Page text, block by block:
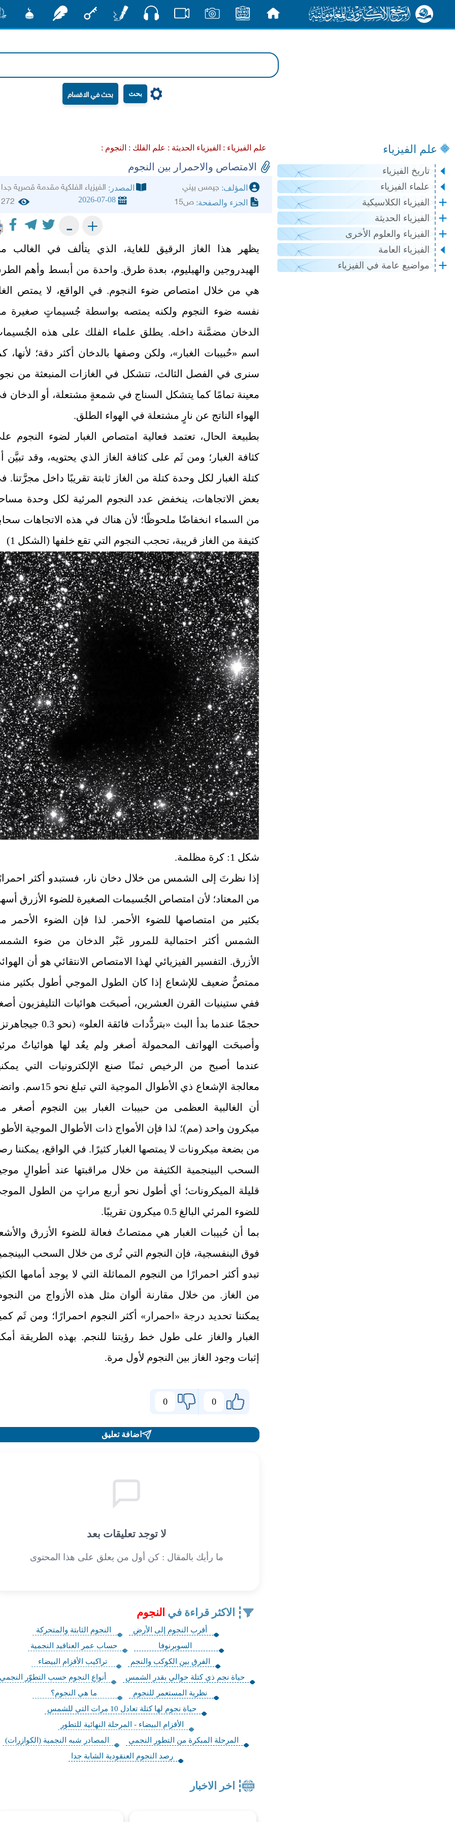
بحث
علم الفيزياء
تاريخ الفيزياء
علماء الفيزياء
الفيزياء الكلاسيكية
الفيزياء الحديثة
الفيزياء والعلوم الأخرى
الفيزياء العامة
مواضيع عامة في الفيزياء
علم الفيزياء : الفيزياء الحديثة : علم الفلك : النجوم :
الامتصاص والاحمرار بين النجوم
المؤلف: جيمس بيني المصدر: الفيزياء الفلكية مقدمة قصرية جدا
الجزء والصفحة: ص15 2026-07-08
272
+
-
يظهر هذا الغاز الرقيق للغاية، الذي يتألف في الغالب
الهيدروجين والهيليوم، بعدة طرق. واحدة من أبسط وأهم
هي من خلال امتصاص ضوء النجوم. في الواقع، لا يمتص
نفسه ضوء النجوم ولكنه يمتصه بواسطة جُسيماتٍ صغيرة
الدخان مضمَّنة داخله. يطلق علماء الفلك على هذه
اسم «حُبيبات الغبار»، ولكن وصفها بالدخان أكثر دقة؛ لأنها،
سنرى في الفصل الثالث، تتشكل في الغازات المنبعثة من
معينة تمامًا كما يتشكل السناج في شمعةٍ مشتعلة، أو الدخان
الهواء الناتج عن نارٍ مشتعلة في الهواء الطلق.
بطبيعة الحال، تعتمد فعالية امتصاص الغبار لضوء النجوم
كثافة الغبار؛ ومن ثَم على كثافة الغاز الذي يحتويه، وقد تبيَّن
كتلة الغبار لكل وحدة كتلة من الغاز ثابتة تقريبًا داخل مجرَّتنا.
بعض الاتجاهات، ينخفض عدد النجوم المرئية لكل وحدة
من السماء انخفاضًا ملحوظًا؛ لأن هناك في هذه الاتجاهات
كثيفة من الغاز قريبة، تحجب النجوم التي تقع خلفها (الشكل 1)
شكل 1: كرة مظلمة
.
إذا نظرتَ إلى الشمس من خلال دخان نار، فستبدو أكثر
من المعتاد؛ لأن امتصاص الجُسيمات الصغيرة للضوء الأزرق
بكثير من امتصاصها للضوء الأحمر. لذا فإن الضوء الأحمر
الشمس أكثر احتمالية للمرور عَبْر الدخان من ضوء
الأزرق. التفسير الفيزيائي لهذا الامتصاص الانتقائي هو أن
ممتصٌّ ضعيف للإشعاع إذا كان الطول الموجي أطول بكثير
ففي ستينيات القرن العشرين، أصبحَت هوائيات التليفزيون
حجمًا عندما بدأ البث «بتردُّدات فائقة العلو» (نحو 0.3
وأصبحَت الهواتف المحمولة أصغر ولم يعُد لها هوائياتٌ
عندما أصبح من الرخيص ثمنًا صنع الإلكترونيات التي
معالجة الإشعاع ذي الأطوال الموجية التي تبلغ نحو
أن الغالبية العظمى من حبيبات الغبار بين النجوم أصغر
ميكرون واحد (مم)؛ لذا فإن الأمواج ذات الأطوال الموجية
من بضعة ميكرونات لا يمتصها الغبار كثيرًا. في الواقع، يمكننا
السحب البينجمية الكثيفة من خلال مراقبتها عند أطوالٍ
قليلة الميكرونات؛ أي أطول نحو أربع مراتٍ من الطول
للضوء المرئي البالغ 0.5 ميكرون تقريبًا
.
بما أن حُبيبات الغبار هي ممتصاتٌ فعالة للضوء الأزرق
فوق البنفسجية، فإن النجوم التي تُرى من خلال السحب
تبدو أكثر احمرارًا من النجوم المماثلة التي لا يوجد أمامها
من الغاز. من خلال مقارنة ألوان مثل هذه الأزواج من
يمكننا تحديد درجة «احمرار» أكثر النجوم احمرارًا؛ ومن ثَم
الغبار والغاز على طول خط رؤيتنا للنجم. بهذه الطريقة
إثبات وجود الغاز بين النجوم لأول مرة.
0
0
اضافة تعليق
لا توجد تعليقات بعد
ما رأيك بالمقال : كن أول من يعلق على هذا المحتوى
الاكثر قراءة في النجوم
أقرب النجوم إلى الأرض
النجوم الثابتة والمتحركة
السوبرنوفا
حساب عمر العناقيد النجمية
الفرق بين الكوكب والنجم
تراكيب الأقزام البيضاء
حياة نجم ذي كتلة حوالي بقدر الشمس
أنواع النجوم حسب التطوّر
نظرية المستعمر للنجوم
ما هي النجوم؟
حياة نجوم لها كتلة تعادل 10 مرات التي للشمس
الأقزام البيضاء - المرحلة النهائية للتطور
المرحلة المبكرة من التطور النجمي
المصادر شبه النجمية (الكوازرات)
رصد النجوم العنقودية الشابة جدا
اخر الاخبار